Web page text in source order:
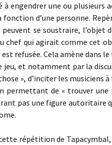
à engendrer une ou plusieurs
d’une personne.
se soustraire, l’objet
chef qui agirait comme cet
refusée. Cela amène
jeu, et notamment par la
», d’inciter les
permettant de « trouver
pas une figure autoritaire
répétition de